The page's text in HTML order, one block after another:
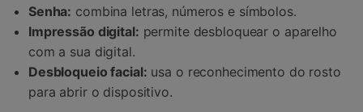
Senha: combina letras, números e símbolos.
Impressão digital: permite desbloquear o aparelho
com a sua digital.
Desbloqueio facial: usa o reconhecimento do rosto
para abrir o dispositivo.